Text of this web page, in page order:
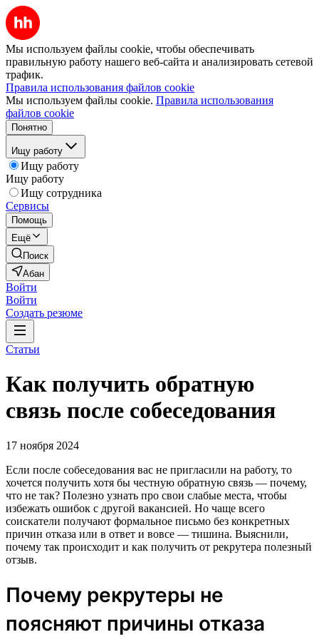
Мы используем файлы cookie, чтобы обеспечивать
правильную работу нашего веб-сайта и анализировать сетевой
трафик.
Правила использования файлов cookie
Мы используем файлы cookie. Правила использования
файлов cookie
Понятно
Ищу работу
Ищу работу
Ищу работу
Ищу сотрудника
Сервисы
Помощь
Ещё
Поиск
Абан
Войти
Войти
Создать резюме
Статьи
Как получить обратную
связь после собеседования
17 ноября 2024
Если после собеседования вас не пригласили на работу, то
хочется получить хотя бы честную обратную связь — почему,
что не так? Полезно узнать про свои слабые места, чтобы
избежать ошибок с другой вакансией. Но чаще всего
соискатели получают формальное письмо без конкретных
причин отказа или в ответ и вовсе — тишина. Выяснили,
почему так происходит и как получить от рекрутера полезный
отзыв.
Почему рекрутеры не
поясняют причины отказа